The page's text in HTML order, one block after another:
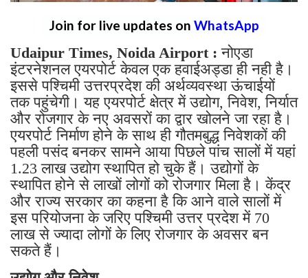
Join for live updates on WhatsApp
Udaipur Times, Noida Airport : नोएडा
इंटरनेशनल एयरपोर्ट केवल एक हवाईअड्डा ही नही है।
इससे पश्चिमी उत्तरप्रदेश की अर्थव्यवस्था ऊंचाईयों
तक पहुंचेगी। यह एयरपोर्ट क्षेत्र में उद्योग, निवेश, निर्यात
और रोजगार के नए अवसरों का द्वार खोलने जा रहा है।
एयरपोर्ट निर्माण होने के साथ ही गौतमबुद्ध निवेशकों की
पहली पसंद बनकर सामने आया पिछले पांच सालों में यहां
1.23 लाख उद्योग स्थापित हो चुके हैं। उद्योगों के
स्थापित होने से लाखों लोगों को रोजगार मिला है। केंद्र
और राज्य सरकार का कहना है कि आने वाले सालों में
इस परियोजना के जरिए पश्चिमी उत्तर प्रदेश में 70
लाख से ज्यादा लोगों के लिए रोजगार के अवसर बन
सकते हैं।